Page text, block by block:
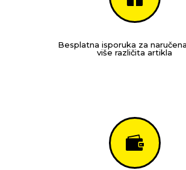
Besplatna isporuka za
više različita artikla
